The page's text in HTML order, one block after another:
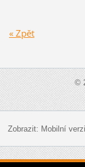
« Zpět
©
Zobrazit: Mobilní verzi